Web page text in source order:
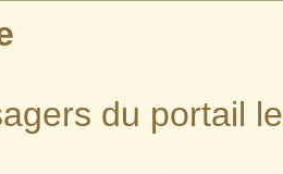
du portail